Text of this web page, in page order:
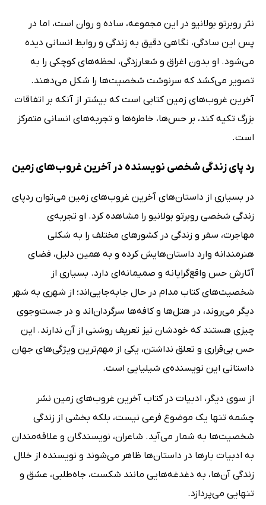
نثر روبرتو بولانیو در این مجموعه، ساده و روان است، اما در
پس این سادگی، نگاهی دقیق به زندگی و روابط انسانی دیده
می‌شود. او بدون اغراق و شعارزدگی، لحظه‌های کوچکی را به
تصویر می‌کشد که سرنوشت شخصیت‌ها را شکل می‌دهند.
آخرین غروب‌های زمین کتابی است که بیشتر از آنکه بر اتفاقات
بزرگ تکیه کند، بر حس‌ها، خاطره‌ها و تجربه‌های انسانی متمرکز
است.
رد پای زندگی شخصی نویسنده در آخرین غروب‌های زمین
در بسیاری از داستان‌های آخرین غروب‌های زمین می‌توان ردپای
زندگی شخصی روبرتو بولانیو را مشاهده کرد. او تجربه‌ی
مهاجرت، سفر و زندگی در کشورهای مختلف را به شکلی
هنرمندانه وارد داستان‌هایش کرده و به همین دلیل، فضای
آثارش حس واقع‌گرایانه و صمیمانه‌ای دارد. بسیاری از
شخصیت‌های کتاب مدام در حال جابه‌جایی‌اند؛ از شهری به شهر
دیگر می‌روند، در هتل‌ها و کافه‌ها سرگردان‌اند و در جست‌وجوی
چیزی هستند که خودشان نیز تعریف روشنی از آن ندارند. این
حس بی‌قراری و تعلق نداشتن، یکی از مهم‌ترین ویژگی‌های جهان
داستانی این نویسنده‌ی شیلیایی است.
از سوی دیگر، ادبیات در کتاب آخرین غروب‌های زمین نشر
چشمه تنها یک موضوع فرعی نیست، بلکه بخشی از زندگی
شخصیت‌ها به شمار می‌آید. شاعران، نویسندگان و علاقه‌مندان
به ادبیات بارها در داستان‌ها ظاهر می‌شوند و نویسنده از خلال
زندگی آن‌ها، به دغدغه‌هایی مانند شکست، جاه‌طلبی، عشق و
تنهایی می‌پردازد.